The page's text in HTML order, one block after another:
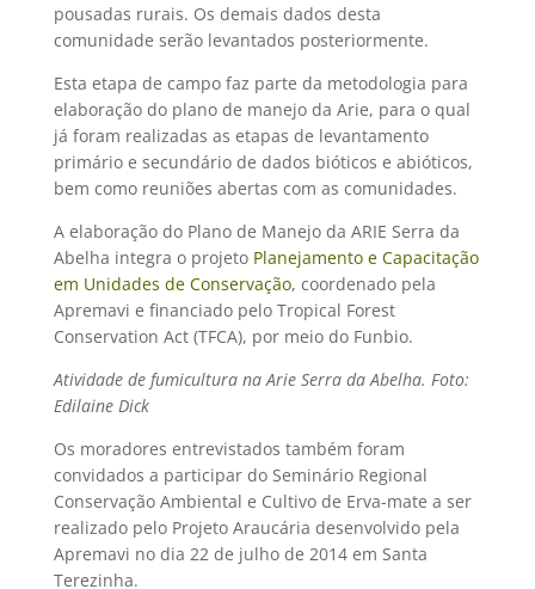
pousadas rurais. Os demais dados desta
comunidade serão levantados posteriormente.
Esta etapa de campo faz parte da metodologia para
elaboração do plano de manejo da Arie, para o qual
já foram realizadas as etapas de levantamento
primário e secundário de dados bióticos e abióticos,
bem como reuniões abertas com as comunidades.
A elaboração do Plano de Manejo da ARIE Serra da
Abelha integra o projeto  Planejamento e Capacitação
em Unidades de Conservação, coordenado pela
Apremavi e financiado pelo Tropical Forest
Conservation Act (TFCA), por meio do Funbio.
Atividade de fumicultura na Arie Serra da Abelha. Foto:
Edilaine Dick
Os moradores entrevistados também foram
convidados a participar do Seminário Regional
Conservação Ambiental e Cultivo de Erva-mate a ser
realizado pelo Projeto Araucária desenvolvido pela
Apremavi no dia 22 de julho de 2014 em Santa
Terezinha.